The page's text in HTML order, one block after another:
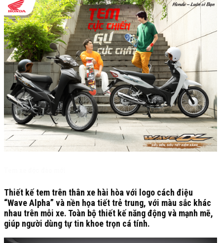
Thiết kế tem trên thân xe hài hòa với logo cách điệu
“Wave Alpha” và nền họa tiết trẻ trung, với màu sắc khác
nhau trên mỗi xe. Toàn bộ thiết kế năng động và mạnh mẽ,
giúp người dùng tự tin khoe trọn cá tính.